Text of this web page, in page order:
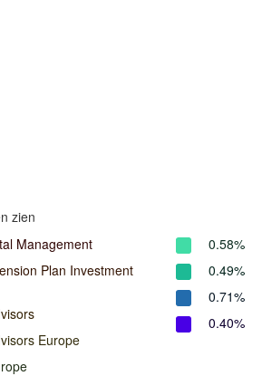
zien
Management
Plan Investment
Europe
0.58%
0.49%
0.71%
0.40%